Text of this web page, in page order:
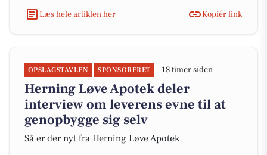
Læs hele artiklen her Kopiér link
OPSLAGSTAVLEN SPONSORERET 18 timer siden
Herning Løve Apotek deler
interview om leverens evne til at
genopbygge sig selv
Så er der nyt fra Herning Løve Apotek